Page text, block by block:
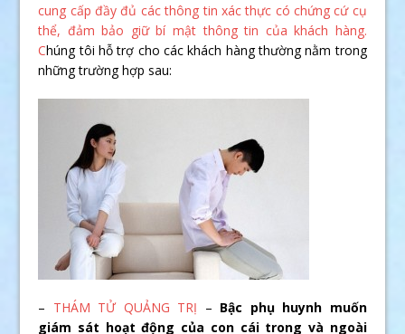
cung cấp đầy đủ các thông tin xác thực có chứng cứ cụ
thể, đảm bảo giữ bí mật thông tin của khách hàng.
Chúng tôi hỗ trợ cho các khách hàng thường nằm trong
những trường hợp sau:
– THÁM TỬ QUẢNG TRỊ – Bậc phụ huynh muốn
giám sát hoạt động của con cái trong và ngoài